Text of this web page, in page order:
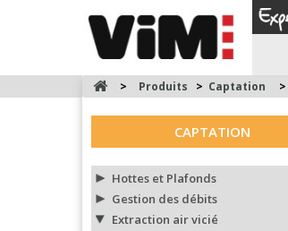
> Produits > Captation >
CAPTATION
Hottes et Plafonds
Gestion des débits
Extraction air vicié